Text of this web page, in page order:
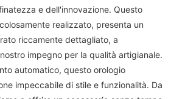
e dell'innovazione. Questo
realizzato, presenta un
riccamente dettagliato, a
impegno per la qualità artigianale.
automatico, questo orologio
impeccabile di stile e funzionalità. Da